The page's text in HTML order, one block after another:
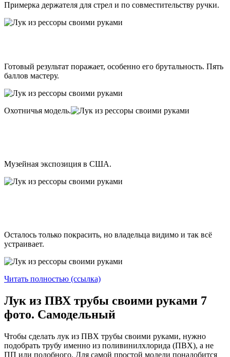
Примерка держателя для стрел и по совместительству ручки.
Готовый результат поражает, особенно его брутальность. Пять
баллов мастеру.
Охотничья модель.
Музейная экспозиция в США.
Осталось только покрасить, но владельца видимо и так всё
устраивает.
Читать полностью (ссылка)
Лук из ПВХ трубы своими руками 7
фото. Самодельный
Чтобы сделать лук из ПВХ трубы своими руками, нужно
подобрать трубу именно из поливинилхлорида (ПВХ), а не
ПП или подобного. Для самой простой модели понадобится